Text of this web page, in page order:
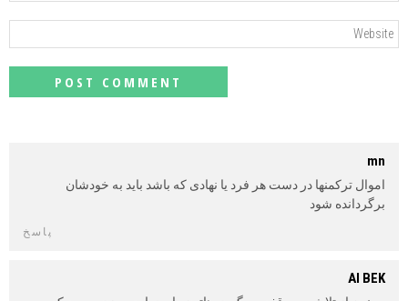
mn
اموال ترکمنها در دست هر فرد یا نهادی که باشد باید به خودشان
برگردانده شود
پاسخ
AI BEK